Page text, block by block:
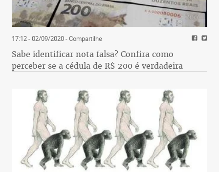
17:12 - 02/09/2020- Compartilhe
Sabe identificar nota falsa? Confira como
perceber se a cédula de R$ 200 é verdadeira